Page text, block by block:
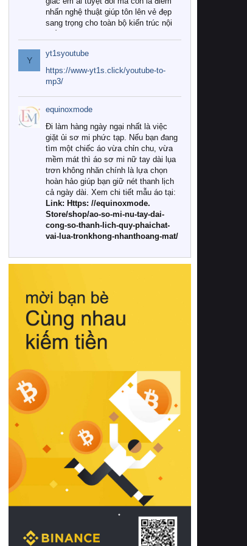
nhấn nghệ thuật giúp tôn lên vẻ đẹp
sang trọng cho toàn bộ kiến trúc nội
Tuy nhiên, giữa thị trường đa dạng
với vô vàn thương hiệu và mẫu mã
như hiện nay, làm thế nào để chọn
được những bộ chăn ga gối đệm cao
cấp thực sự chất lượng, phù hợp với
khí hậu và nhu cầu sử dụng của gia
đình? Hãy cùng chúng tôi đi tìm lời
giải đáp chi tiết qua bài viết dưới đây.
1. Tại sao các gia đình hiện đại lại ưa
chuộng chăn ga gối đệm cao cấp?
Khác với các dòng sản phẩm thông
thường, những bộ chăn ga gối đệm
cao cấp trải qua quy trình sản xuất
nghiêm ngặt từ khâu chọn lọc nguyên
liệu tự nhiên đến công nghệ dệt
nhuộm hiện đại không chứa hóa chất
này, bạn sẽ cảm nhận rõ rệt sự khác
hồi chuẩn xác của phần đệm nâng đỡ
cột sống.
Bên cạnh đó, việc lựa chọn các dòng
sản phẩm đạt chuẩn chất lượng quốc
tế còn giúp ngăn ngừa tình trạng kích
khuẩn và nấm mốc trong điều kiện
thời tiết nóng ẩm. Bạn có thể tìm hiểu
thêm các nghiên cứu khoa học về tác
động của giấc ngủ và môi trường
phòng ngủ đối với sức khỏe con
người tại Sleep Foundation (External
Link) để có cái nhìn toàn diện hơn.
2. Các tiêu chí vàng khi lựa chọn
chăn ga gối đệm cao cấp cho phòng
ngủ
Để sở hữu một bộ chăn ga gối đệm
cao cấp hoàn hảo cả về thẩm mỹ lẫn
công năng, người tiêu dùng cần cân
nhắc kỹ lưỡng các tiêu chí quan trọng
Y
yt1syoutube
https://www-yt1s.click/youtube-to-
mp3/
equinoxmode
Đi làm hàng ngày ngại nhất là việc
giặt ủi sơ mi phức tạp. Nếu bạn đang
tìm một chiếc áo vừa chỉn chu, vừa
mềm mát thì áo sơ mi nữ tay dài lụa
trơn không nhăn chính là lựa chọn
hoàn hảo giúp bạn giữ nét thanh lịch
cả ngày dài. Xem chi tiết mẫu áo tại:
Link: Https: //equinoxmode.
Store/shop/ao-so-mi-nu-tay-dai-
cong-so-thanh-lich-quy-phaichat-
vai-lua-tronkhong-nhanthoang-mat/